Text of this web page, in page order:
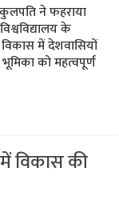
ने फहराया
के
में देशवासियों
को महत्‍वपूर्ण
विकास की